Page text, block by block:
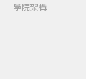
學院架構